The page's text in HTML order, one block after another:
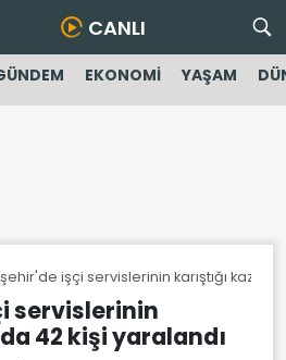
CANLI
EKONOMİ YAŞAM
işçi servislerinin karıştığı
servislerinin
42 kişi yaralandı